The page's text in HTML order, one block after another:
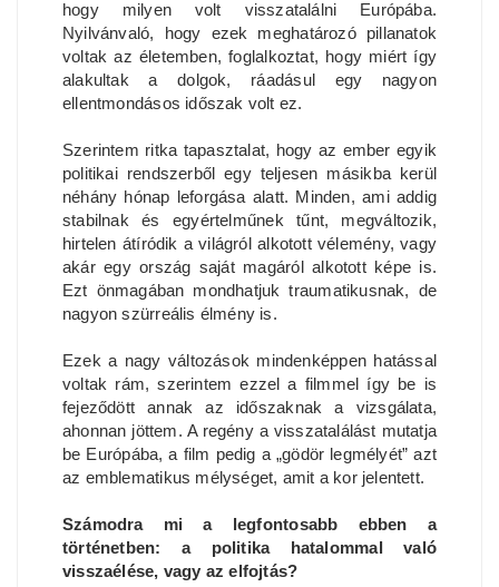
hogy milyen volt visszatalálni Európába.
Nyilvánvaló, hogy ezek meghatározó pillanatok
voltak az életemben, foglalkoztat, hogy miért így
alakultak a dolgok, ráadásul egy nagyon
ellentmondásos időszak volt ez.
Szerintem ritka tapasztalat, hogy az ember egyik
politikai rendszerből egy teljesen másikba kerül
néhány hónap leforgása alatt. Minden, ami addig
stabilnak és egyértelműnek tűnt, megváltozik,
hirtelen átíródik a világról alkotott vélemény, vagy
akár egy ország saját magáról alkotott képe is.
Ezt önmagában mondhatjuk traumatikusnak, de
nagyon szürreális élmény is.
Ezek a nagy változások mindenképpen hatással
voltak rám, szerintem ezzel a filmmel így be is
fejeződött annak az időszaknak a vizsgálata,
ahonnan jöttem. A regény a visszatalálást mutatja
be Európába, a film pedig a „gödör legmélyét” azt
az emblematikus mélységet, amit a kor jelentett.
Számodra mi a legfontosabb ebben a
történetben: a politika hatalommal való
visszaélése, vagy az elfojtás?